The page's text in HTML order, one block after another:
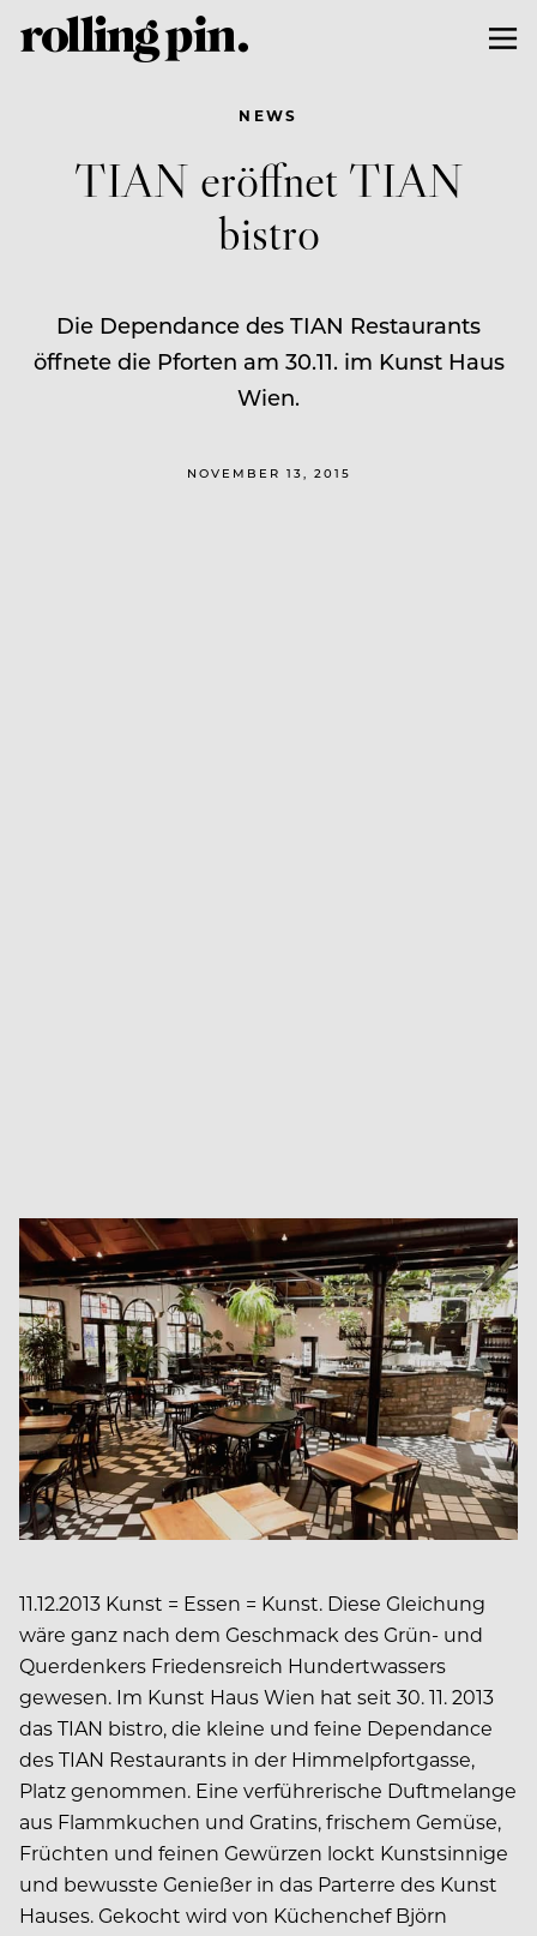
NEWS
TIAN eröffnet TIAN
bistro
Die Dependance des TIAN Restaurants
öffnete die Pforten am 30.11. im Kunst Haus
Wien.
NOVEMBER 13, 2015
11.12.2013 Kunst = Essen = Kunst. Diese Gleichung
wäre ganz nach dem Geschmack des Grün- und
Querdenkers Friedensreich Hundertwassers
gewesen. Im Kunst Haus Wien hat seit 30. 11. 2013
das TIAN bistro, die kleine und feine Dependance
des TIAN Restaurants in der Himmelpfortgasse,
Platz genommen. Eine verführerische Duftmelange
aus Flammkuchen und Gratins, frischem Gemüse,
Früchten und feinen Gewürzen lockt Kunstsinnige
und bewusste Genießer in das Parterre des Kunst
Hauses. Gekocht wird von Küchenchef Björn